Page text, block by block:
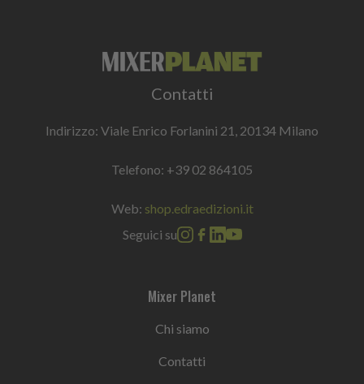
Contatti
Indirizzo: Viale Enrico Forlanini 21, 20134 Milano
Telefono: +39 02 864105
Web: shop.edraedizioni.it
Seguici su
Mixer Planet
Chi siamo
Contatti